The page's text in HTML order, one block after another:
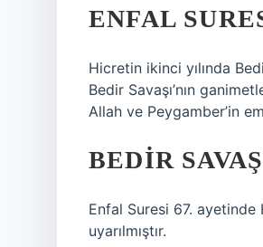
ENFAL
Hicretin ikinci yılında
Bedir Savaşı’nın
Allah ve Peygamber’in
BEDIR
Enfal Suresi 67. ayetinde
uyarılmıştır.